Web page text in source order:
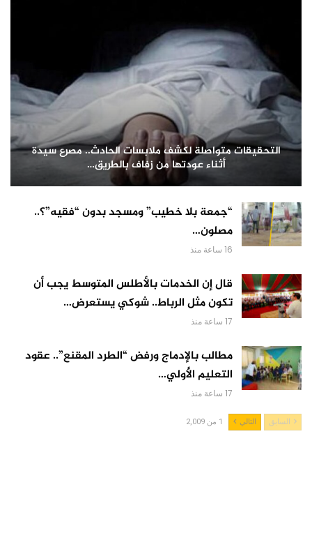
التحقيقات متواصلة لكشف ملابسات الحادث.. مصرع سيدة
أثناء عودتها من زفاف بالطريق…
“جمعة بلا خطيب” ومسجد بدون “فقيه”؟..
مصلون…
16 ساعة منذ
قال إن الخدمات بالأطلس المتوسط يجب أن
تكون مثل الرباط.. شوكي يستعرض…
17 ساعة منذ
مطالب بالإدماج ورفض “الطرد المقنع”.. عقود
التعليم الأولي…
17 ساعة منذ
السابق التالي 1 من 2,009